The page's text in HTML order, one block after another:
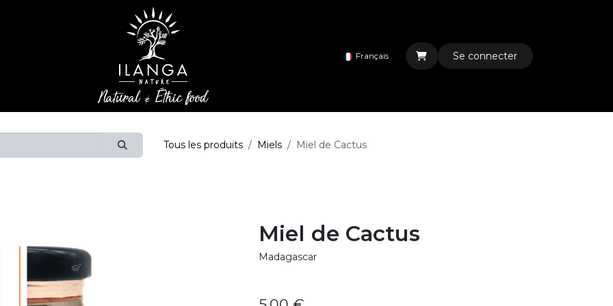
Français Se connecter
Tous les produits Miels Miel de Cactus
Miel de Cactus
Madagascar